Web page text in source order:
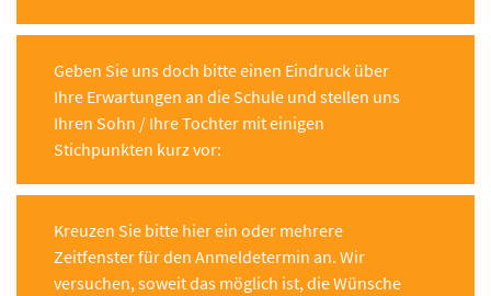
Geben Sie uns doch bitte einen Eindruck über
Ihre Erwartungen an die Schule und stellen uns
Ihren Sohn / Ihre Tochter mit einigen
Stichpunkten kurz vor:
Kreuzen Sie bitte hier ein oder mehrere
Zeitfenster für den Anmeldetermin an. Wir
versuchen, soweit das möglich ist, die Wünsche